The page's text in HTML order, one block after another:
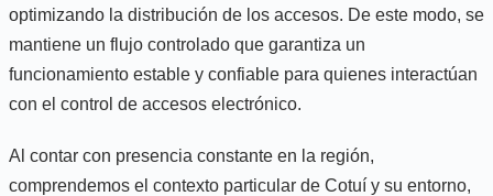
optimizando la distribución de los accesos. De este modo, se
mantiene un flujo controlado que garantiza un
funcionamiento estable y confiable para quienes interactúan
con el control de accesos electrónico.
Al contar con presencia constante en la región,
comprendemos el contexto particular de Cotuí y su entorno,